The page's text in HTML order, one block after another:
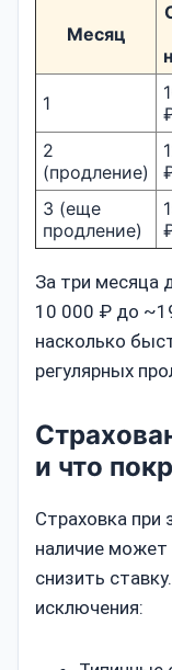
Месяц
1
2
(продление)
3 (еще
продление)
За три месяца
10 000 ₽ до
насколько
регулярных
и что
Страховка при
наличие
снизить
исключения: